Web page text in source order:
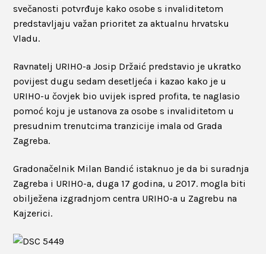
svečanosti potvrđuje kako osobe s invaliditetom
predstavljaju važan prioritet za aktualnu hrvatsku
Vladu.
Ravnatelj URIHO-a Josip Držaić predstavio je ukratko
povijest dugu sedam desetljeća i kazao kako je u
URIHO-u čovjek bio uvijek ispred profita, te naglasio
pomoć koju je ustanova za osobe s invaliditetom u
presudnim trenutcima tranzicije imala od Grada
Zagreba.
Gradonačelnik Milan Bandić istaknuo je da bi suradnja
Zagreba i URIHO-a, duga 17 godina, u 2017. mogla biti
obilježena izgradnjom centra URIHO-a u Zagrebu na
Kajzerici.